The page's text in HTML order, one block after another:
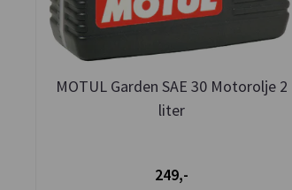
MOTUL Garden SAE 30 Motorolje 2
liter
249,-